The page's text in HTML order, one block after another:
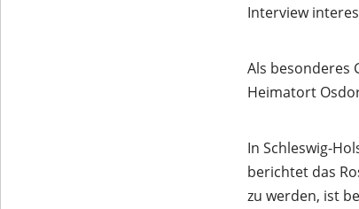
Interview
Als besonderes
Heimatort
In Schleswig-
berichtet das
zu werden, ist